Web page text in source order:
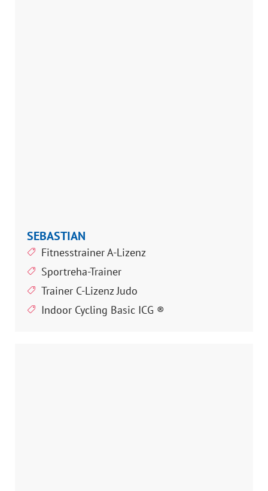
SEBASTIAN
Fitnesstrainer A-Lizenz
Sportreha-Trainer
Trainer C-Lizenz Judo
Indoor Cycling Basic ICG ®